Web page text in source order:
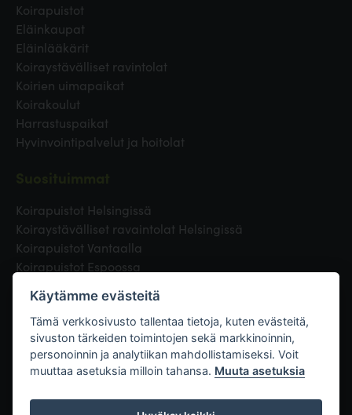
Koirapuistot
Eläinkaupat
Eläinlääkärit
Koiraystävälliset ravintolat
Koirien uimapaikat
Koirakoulut
Harrastuspaikat
Hyvinvointipalvelut ja hoitolat
Koirapuistot Helsingissä
Koiraystävälliset ravaintolat Helsingissä
Koirapuistot Vantaalla
Koirapuistot Espoossa
Eläinlääkäri Helsingissä
Koirapuistot Tampereella
Linkit
Käytämme evästeitä
Tämä verkkosivusto tallentaa tietoja, kuten evästeitä,
sivuston tärkeiden toimintojen sekä markkinoinnin,
personoinnin ja analytiikan mahdollistamiseksi. Voit
muuttaa asetuksia milloin tahansa. Muuta asetuksia